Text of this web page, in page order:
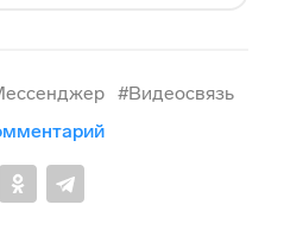
#Видеосвязь